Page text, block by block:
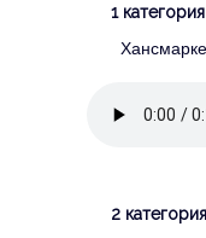
1 категория
2 категория